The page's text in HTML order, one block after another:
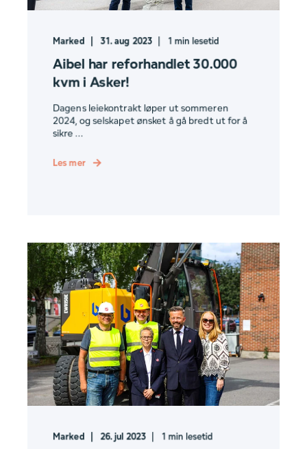
Marked 31. aug 2023 1 min lesetid
Aibel har reforhandlet 30.000
kvm i Asker!
Dagens leiekontrakt løper ut sommeren
2024, og selskapet ønsket å gå bredt ut for å
sikre ...
Les mer
Marked 26. jul 2023 1 min lesetid